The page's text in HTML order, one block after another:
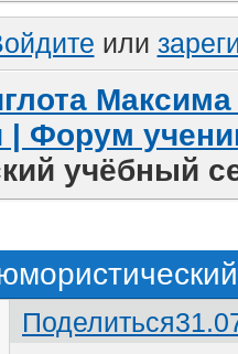
или
Форум
учёбный
Поделиться